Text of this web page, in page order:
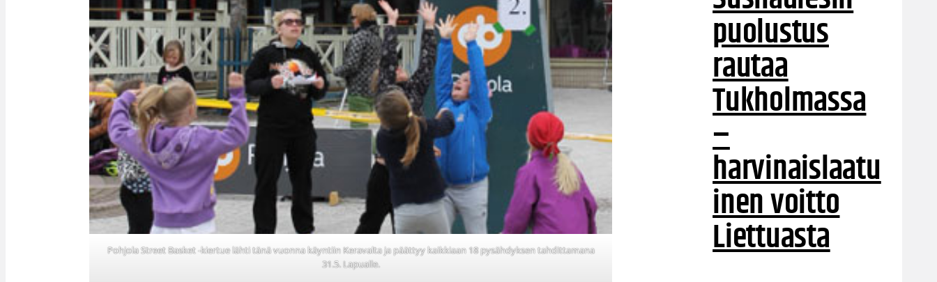
Pohjola Street Basket -kiertue lähti tänä vuonna käyntiin Keravalta ja päättyy kaikkiaan 18 pysähdyksen tahdittamana
31.5. Lapualle.
puolustus
rautaa
Tukholmassa
–
harvinaislaatu
inen voitto
Liettuasta